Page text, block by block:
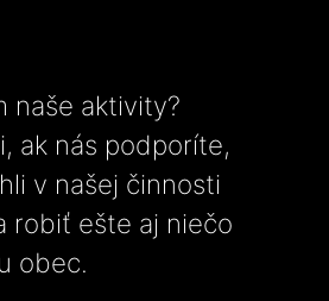
naše aktivity?
ak nás podporíte,
v našej činnosti
robiť ešte aj niečo
obec.